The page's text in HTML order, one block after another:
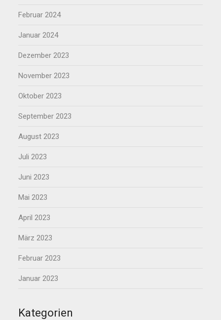
Februar 2024
Januar 2024
Dezember 2023
November 2023
Oktober 2023
September 2023
August 2023
Juli 2023
Juni 2023
Mai 2023
April 2023
März 2023
Februar 2023
Januar 2023
Kategorien